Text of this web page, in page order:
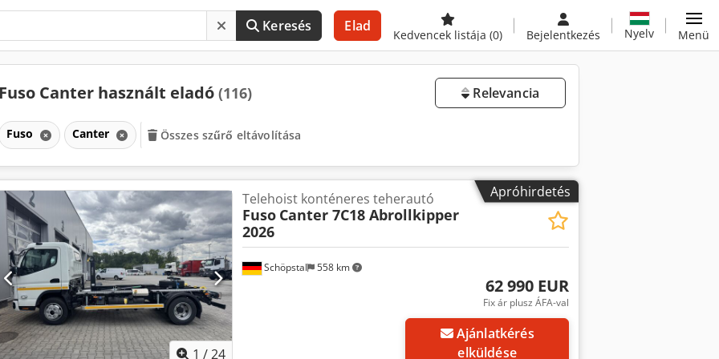
Keresés Elad
Kedvencek listája (0) Bejelentkezés Nyelv Menü
Fuso Canter használt eladó (116) Relevancia
Fuso Canter Összes szűrő eltávolítása
Apróhirdetés
1 /24
Schöpstal 558 km
Telehoist konténeres teherautó
Fuso Canter 7C18 Abrollkipper
2026
62 990 EUR
Fix ár plusz ÁFA-val
Ajánlatkérés
elküldése